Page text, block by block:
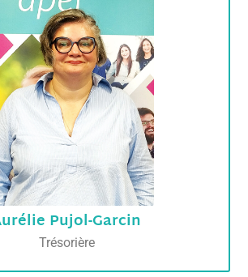
Pujol-Garcin
Trésorière